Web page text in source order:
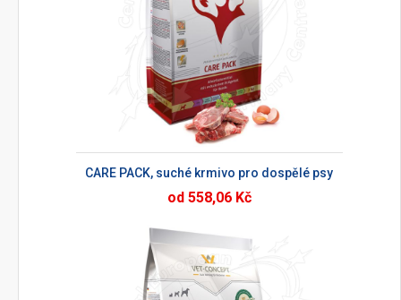
CARE PACK, suché krmivo pro dospělé psy
od 558,06 Kč